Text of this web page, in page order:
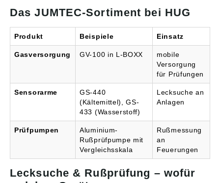
Das JUMTEC-Sortiment bei HUG
Produkt Beispiele Einsatz
Gasversorgung GV-100 in L-BOXX
mobile
Versorgung
für Prüfungen
Sensorarme
GS-440
(Kältemittel), GS-
433 (Wasserstoff)
Lecksuche an
Anlagen
Prüfpumpen
Aluminium-
Rußprüfpumpe mit
Vergleichsskala
Rußmessung
an
Feuerungen
Lecksuche & Rußprüfung – wofür